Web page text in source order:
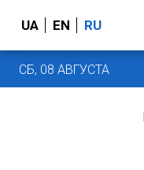
UA EN RU
СБ, 08 АВГУСТА